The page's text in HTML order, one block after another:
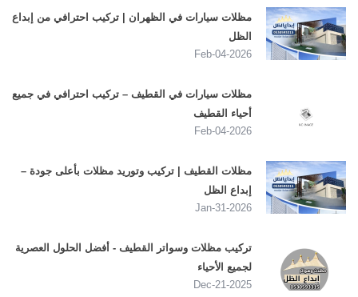
مظلات سيارات في الظهران | تركيب احترافي من إبداع
الظل
2026-Feb-04
مظلات سيارات في القطيف – تركيب احترافي في جميع
أحياء القطيف
2026-Feb-04
مظلات القطيف | تركيب وتوريد مظلات بأعلى جودة –
إبداع الظل
2026-Jan-31
تركيب مظلات وسواتر القطيف - أفضل الحلول العصرية
لجميع الأحياء
2025-Dec-21